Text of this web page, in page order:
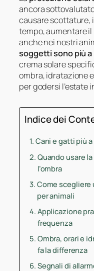
ancora
causare scottature,
tempo, aumentare
anche nei nostri
soggetti sono più a
crema solare
ombra, idratazione
per godersi l’estate
Indice dei
Cani e gatti più
Quando usare
l’ombra
Come scegliere
per animali
Applicazione
frequenza
Ombra, orari e
fa la differenza
Segnali di